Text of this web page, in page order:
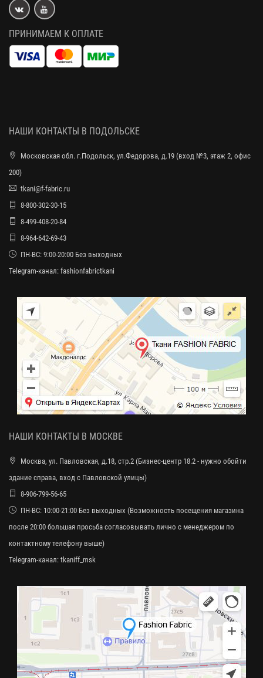
ПРИНИМАЕМ К ОПЛАТЕ
НАШИ КОНТАКТЫ В ПОДОЛЬСКЕ
Московская обл. г.Подольск, ул.Федорова, д.19 (вход №3, этаж 2, офис
200)
tkani@f-fabric.ru
8-800-302-30-15
8-499-408-20-84
8-964-642-69-43
ПН-ВС: 9:00-20:00 Без выходных
Telegram-канал: fashionfabrictkani
НАШИ КОНТАКТЫ В МОСКВЕ
Москва, ул. Павловская, д.18, стр.2 (Бизнес-центр 18.2 - нужно обойти
здание справа, вход с Павловской улицы)
8-906-799-56-65
ПН-ВС: 10:00-21:00 Без выходных (Возможность посещения магазина
после 20:00 большая просьба согласовывать лично с менеджером по
контактному телефону выше)
Telegram-канал: tkaniff_msk